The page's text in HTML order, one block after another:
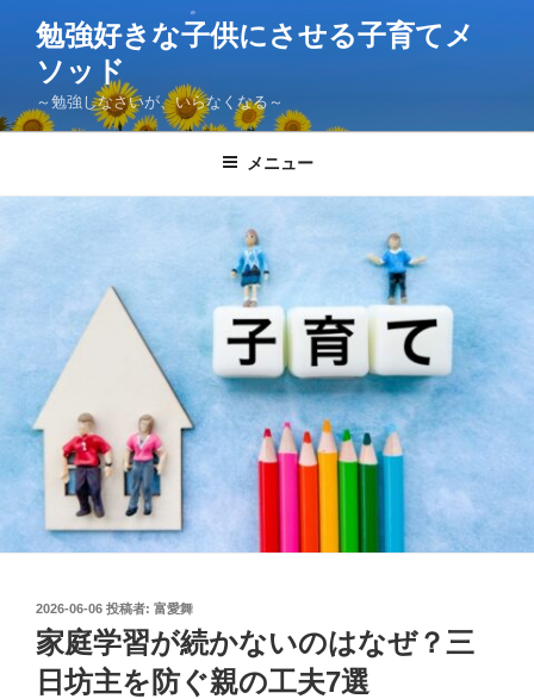
ツ
勉強好きな子供にさせる子育てメ
ソッド
～勉強しなさいが、いらなくなる～
メニュー
投
稿
日:
2026-06-06 投稿者: 富愛舞
家庭学習が続かないのはなぜ？三
日坊主を防ぐ親の工夫7選